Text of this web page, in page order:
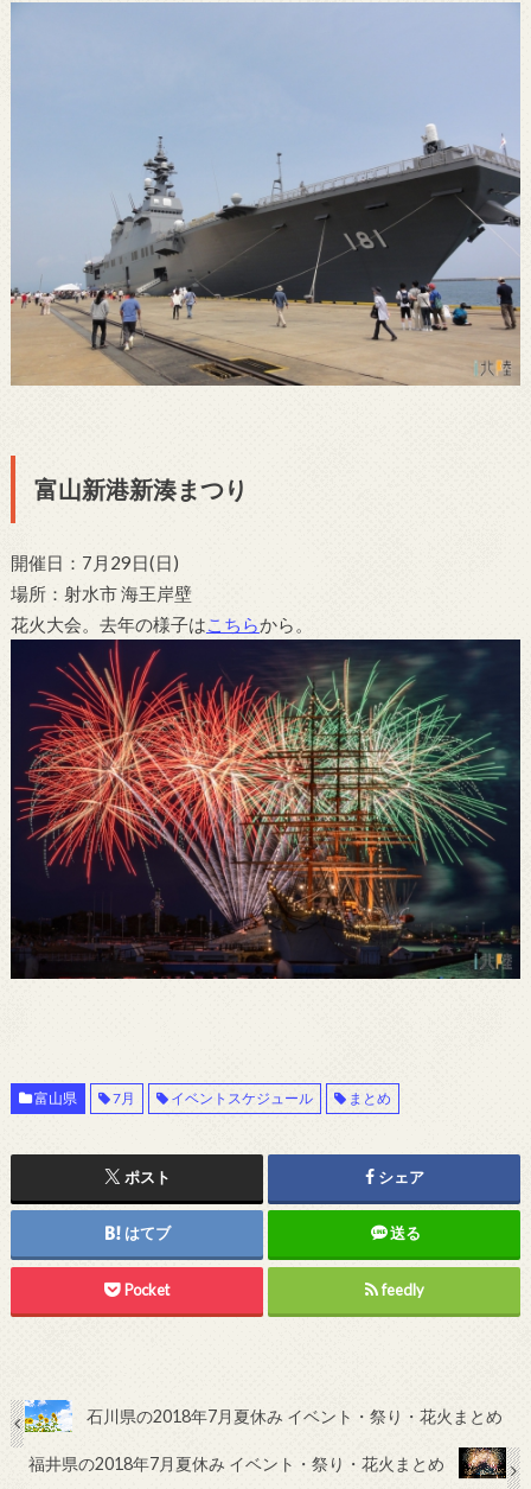
富山新港新湊まつり
開催日：7月29日(日)
場所：射水市 海王岸壁
花火大会。去年の様子はこちらから。
富山県 7月 イベントスケジュール まとめ
ポスト シェア
はてブ 送る
Pocket feedly
石川県の2018年7月夏休み イベント・祭り・花火まとめ
福井県の2018年7月夏休み イベント・祭り・花火まとめ